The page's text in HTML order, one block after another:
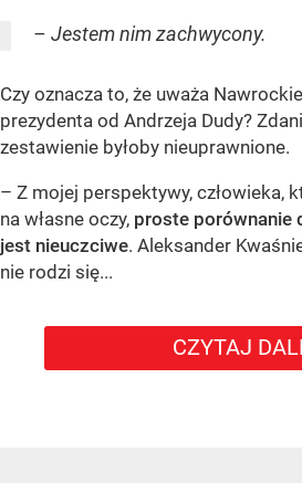
– Jestem nim zachwycony.
Czy oznacza to, że uważa
prezydenta od Andrzeja Dudy?
zestawienie byłoby nieuprawnione.
– Z mojej perspektywy, człowieka,
na własne oczy, proste porównanie
jest nieuczciwe. Aleksander
nie rodzi się...
CZYTAJ